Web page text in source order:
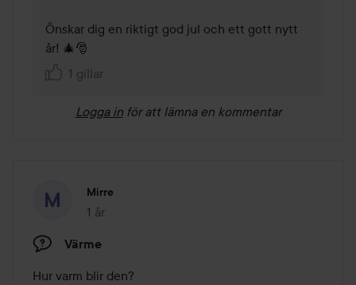
Önskar dig en riktigt god jul och ett gott nytt
år! 🎄🎅
1 gillar
Logga in för att lämna en kommentar
Mirre
1 år
Inlägget skapades 1 år
Värme
Hur varm blir den?